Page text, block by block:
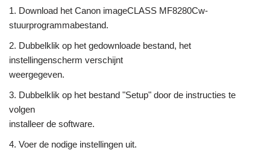
1. Download het Canon imageCLASS MF8280Cw-
stuurprogrammabestand.
2. Dubbelklik op het gedownloade bestand, het
instellingenscherm verschijnt
weergegeven.
3. Dubbelklik op het bestand "Setup" door de instructies te
volgen
installeer de software.
4. Voer de nodige instellingen uit.